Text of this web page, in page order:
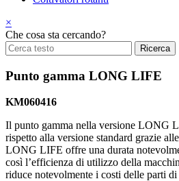
×
Che cosa sta cercando?
Punto gamma LONG LIFE
KM060416
Il punto gamma nella versione LONG
rispetto alla versione standard grazie
LONG LIFE offre una durata
così l’efficienza di utilizzo della
riduce notevolmente i costi delle parti